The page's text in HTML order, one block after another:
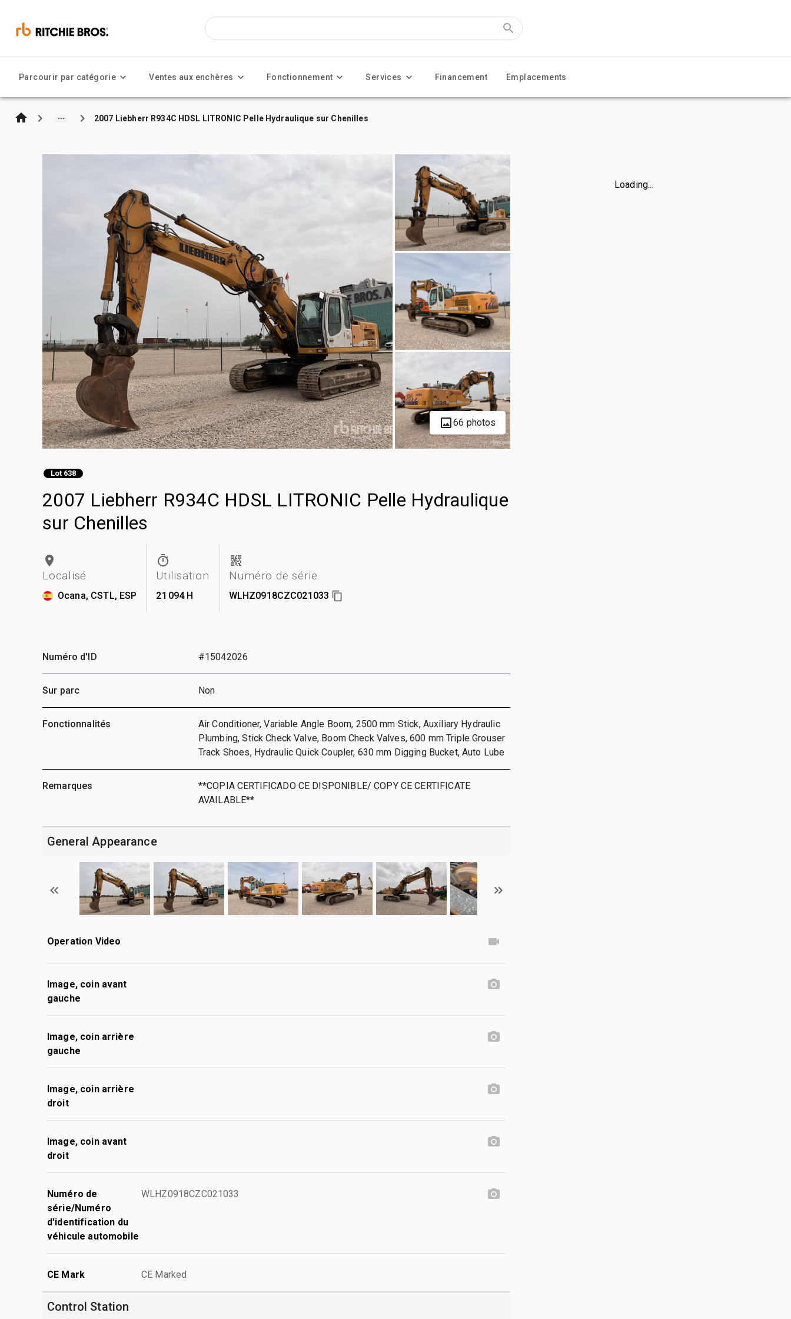
Parcourir par catégorie Ventes aux enchères Fonctionnement Services Financement Emplacements
2007 Liebherr R934C HDSL LITRONIC Pelle Hydraulique sur Chenilles
66 photos
Lot 638
2007 Liebherr R934C HDSL LITRONIC Pelle Hydraulique
sur Chenilles
Localisé
Ocana, CSTL, ESP
Utilisation
21 094 H
Numéro de série
WLHZ0918CZC021033
Loading...
Numéro d'ID #15042026
Sur parc Non
Fonctionnalités
Air Conditioner, Variable Angle Boom, 2500 mm Stick, Auxiliary Hydraulic
Plumbing, Stick Check Valve, Boom Check Valves, 600 mm Triple Grouser
Track Shoes, Hydraulic Quick Coupler, 630 mm Digging Bucket, Auto Lube
Remarques
**COPIA CERTIFICADO CE DISPONIBLE/ COPY CE CERTIFICATE
AVAILABLE**
General Appearance
Operation Video
Image, coin avant
gauche
Image, coin arrière
gauche
Image, coin arrière
droit
Image, coin avant
droit
Numéro de
série/Numéro
d'identification du
véhicule automobile
WLHZ0918CZC021033
CE Mark CE Marked
Control Station